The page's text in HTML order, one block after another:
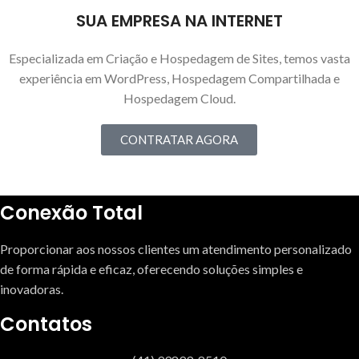
SUA EMPRESA NA INTERNET
Especializada em Criação e Hospedagem de Sites, temos vasta
experiência em WordPress, Hospedagem Compartilhada e
Hospedagem Cloud.
CONTRATAR AGORA
Conexão Total
Proporcionar aos nossos clientes um atendimento personalizado
de forma rápida e eficaz, oferecendo soluções simples e
inovadoras.
Contatos